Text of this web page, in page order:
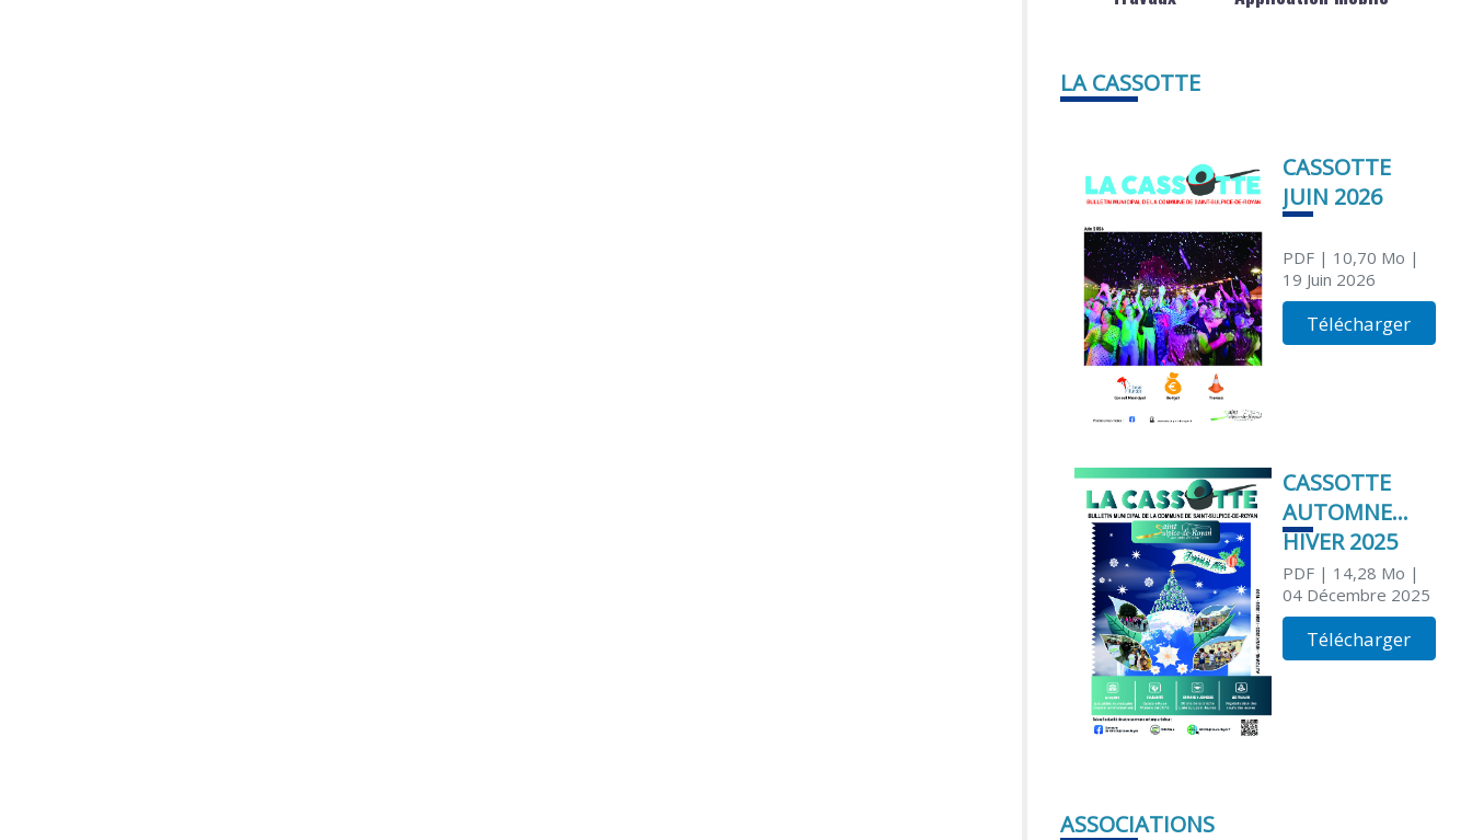
LA CASSOTTE
CASSOTTE
JUIN 2026
PDF| 10,70 Mo |
19 Juin 2026
Télécharger
CASSOTTE
AUTOMNE
HIVER 2025
PDF| 14,28 Mo |
04 Décembre 2025
Télécharger
ASSOCIATIONS